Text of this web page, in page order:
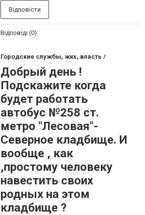
Відповісти
Відповіді (0)
Городские службы, жкх, власть /
Добрый день !
Подскажите когда
будет работать
автобус №258 ст.
метро "Лесовая"-
Северное кладбище. И
вообще , как
,простому человеку
навестить своих
родных на этом
кладбище ?